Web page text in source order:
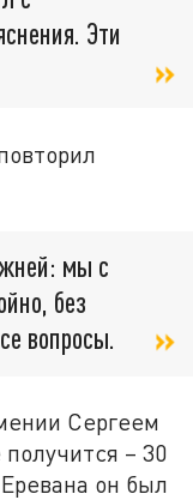
Эти
мы с
без
вопросы.
Сергеем
– 30
он был